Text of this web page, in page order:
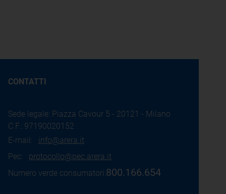
CONTATTI
Sede legale: Piazza Cavour 5 - 20121 - Milano
C.F.: 97190020152
E-mail: info@arera.it
Pec: protocollo@pec.arera.it
Numero verde consumatori:800.166.654